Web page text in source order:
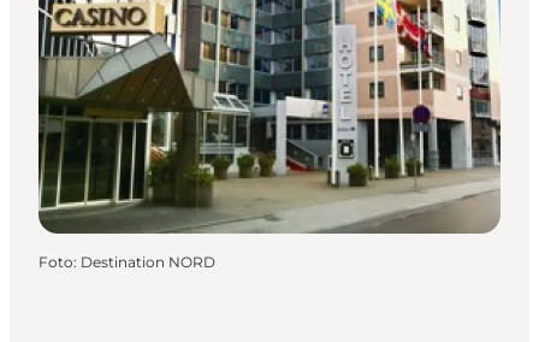
Foto: Destination NORD